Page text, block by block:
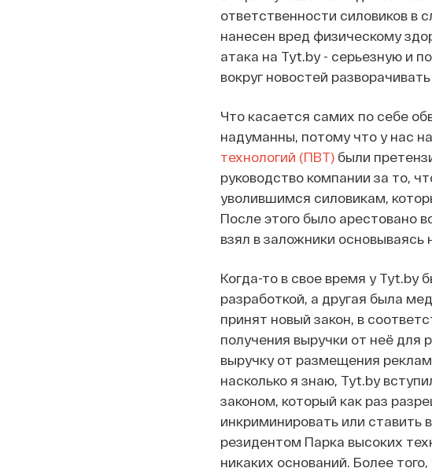
ответственности силовиков в
нанесен вред физическому
атака на Tyt.by - серьезную и
вокруг новостей
Что касается самих по себе
надуманны, потому что у нас
технологий (ПВТ) были
руководство компании за то,
уволившимся силовикам,
После этого было арестовано
взял в заложники основываясь
Когда-то в свое время у Tyt.by
разработкой, а другая была
принят новый закон, в
получения выручки от неё
выручку от размещения
насколько я знаю, Tyt.by
законом, который как раз
инкриминировать или ставить
резидентом Парка высоких
никаких оснований. Более